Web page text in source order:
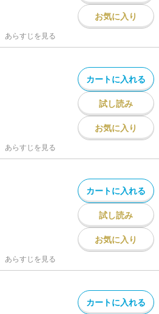
お気に入り
あらすじを見る
カートに入れる
試し読み
お気に入り
あらすじを見る
カートに入れる
試し読み
お気に入り
あらすじを見る
カートに入れる